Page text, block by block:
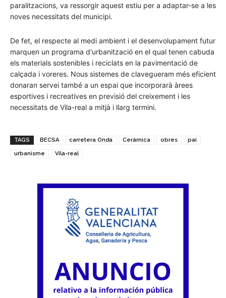
paralitzacions, va ressorgir aquest estiu per a adaptar-se a les
noves necessitats del municipi.
De fet, el respecte al medi ambient i el desenvolupament futur
marquen un programa d'urbanització en el qual tenen cabuda
els materials sostenibles i reciclats en la pavimentació de
calçada i voreres. Nous sistemes de clavegueram més eficient
donaran servei també a un espai que incorporarà àrees
esportives i recreatives en previsió del creixement i les
necessitats de Vila-real a mitjà i llarg termini.
TAGS BECSA carretera Onda Cerámica obres pai
urbanisme Vila-real